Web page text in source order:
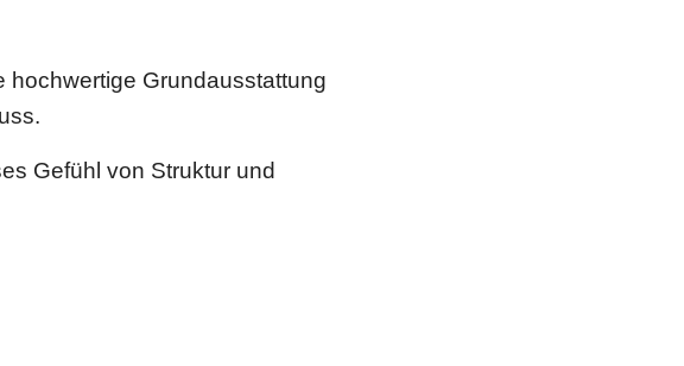
hochwertige Grundausstattung
Gefühl von Struktur und